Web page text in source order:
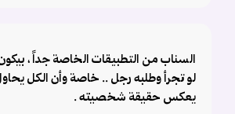
السناب من التطبيقات الخاصة جداً ،
لو تجرأ وطلبه رجل .. خاصة وأن الكل
يعكس حقيقة شخصيته .